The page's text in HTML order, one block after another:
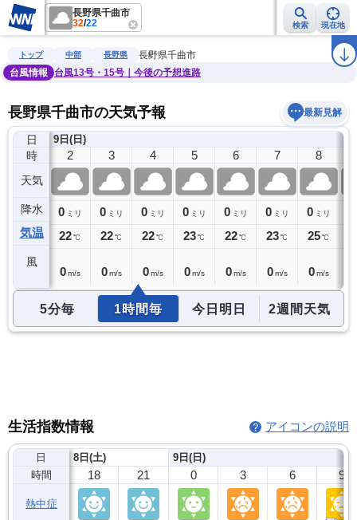
長野県千曲市
32/22 検索 現在地
雨雲レーダー 台風情報 地震情報 ラ
トップ 中部 長野県
長野県千曲市
台風情報
台風13号・15号｜今後の予想進路
長野県千曲市の天気予報 最新見解
日
時
天気
降水
気温
風
9日(日)
1
0ミリ
22℃
2
0 ミリ
22℃
0 m/s
3
0 ミリ
22℃
0 m/s
4
0 ミリ
22℃
0 m/s
5
0 ミリ
23℃
0 m/s
6
0 ミリ
22℃
0 m/s
7
0 ミリ
23℃
0 m/s
8
0 ミリ
25℃
0 m/s
5分毎 1時間毎 今日明日 2週間天気
生活指数情報 アイコンの説明
日
時間
熱中症
8日(土)
18 21
9日(日)
0 3 6 9